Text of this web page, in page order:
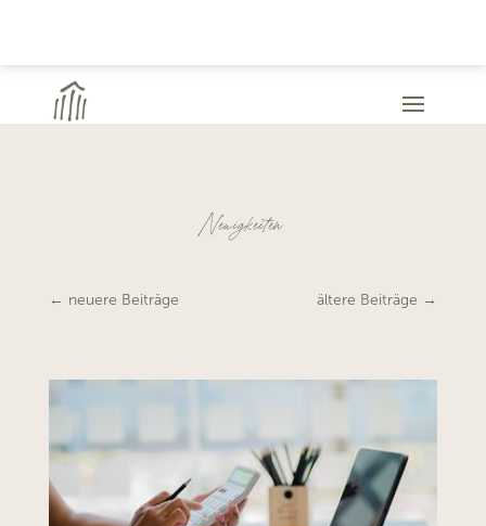
Neuigkeiten
← neuere Beiträge ältere Beiträge →